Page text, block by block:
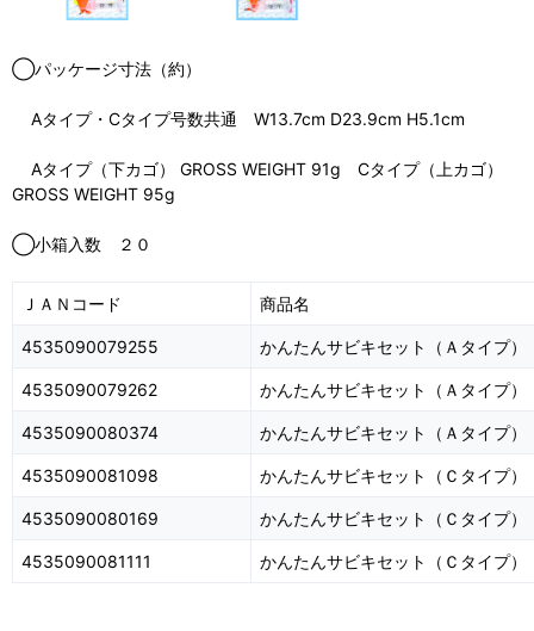
◯パッケージ寸法（約）
Aタイプ・Cタイプ号数共通 W13.7cm D23.9cm H5.1cm
Aタイプ（下カゴ） GROSS WEIGHT 91g Cタイプ（上カゴ）
GROSS WEIGHT 95g
◯小箱入数 ２０
ＪＡＮコード 商品名
4535090079255 かんたんサビキセット（Ａタイプ）
4535090079262 かんたんサビキセット（Ａタイプ）
4535090080374 かんたんサビキセット（Ａタイプ）
4535090081098 かんたんサビキセット（Ｃタイプ）
4535090080169 かんたんサビキセット（Ｃタイプ）
4535090081111 かんたんサビキセット（Ｃタイプ）